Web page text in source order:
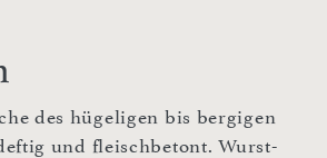
des hügeligen bis bergigen
und fleischbetont. Wurst-